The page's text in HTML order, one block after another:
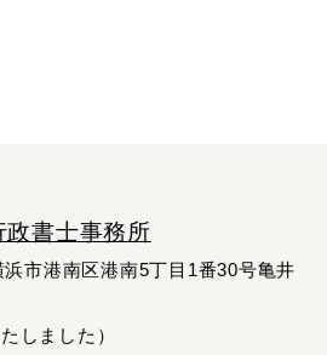
政書士事務所
市港南区港南5丁目1番30号亀井
しました）